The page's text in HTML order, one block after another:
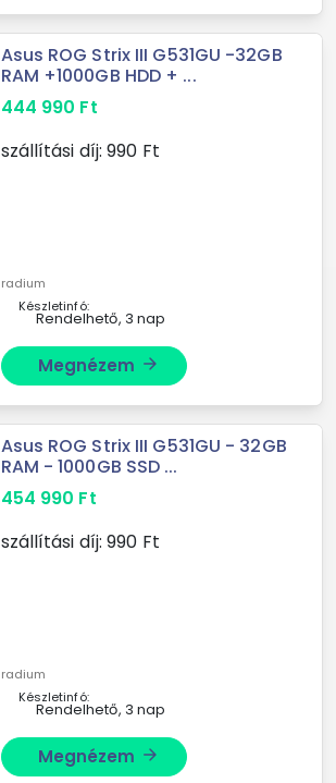
Asus ROG Strix III G531GU -32GB
RAM +1000GB HDD + ...
444 990 Ft
szállítási díj: 990 Ft
radium
Készletinfó:
Rendelhető, 3 nap
Megnézem arrow_forward
Asus ROG Strix III G531GU - 32GB
RAM - 1000GB SSD ...
454 990 Ft
szállítási díj: 990 Ft
radium
Készletinfó:
Rendelhető, 3 nap
Megnézem arrow_forward